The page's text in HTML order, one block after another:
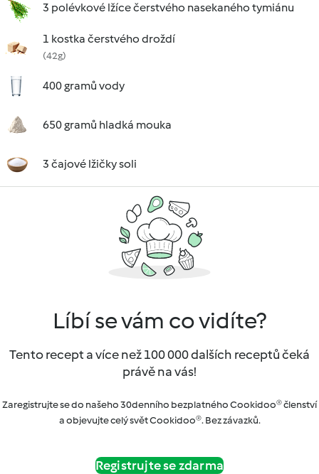
3 polévkové lžíce čerstvého nasekaného tymiánu
1 kostka čerstvého droždí
(42g)
400 gramů vody
650 gramů hladká mouka
3 čajové lžičky soli
Líbí se vám co vidíte?
Tento recept a více než 100 000 dalších receptů čeká
právě na vás!
Zaregistrujte se do našeho 30denního bezplatného Cookidoo® členství
a objevujte celý svět Cookidoo®. Bez závazků.
Registrujte se zdarma